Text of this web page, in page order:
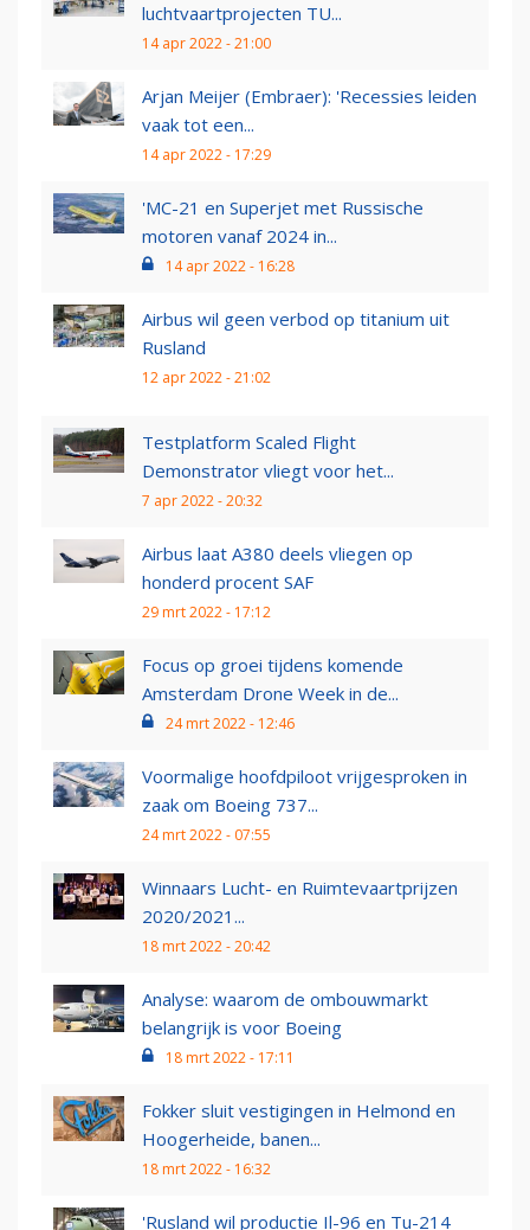
luchtvaartprojecten TU...
14 apr 2022 - 21:00
Arjan Meijer (Embraer): 'Recessies leiden
vaak tot een...
14 apr 2022 - 17:29
'MC-21 en Superjet met Russische
motoren vanaf 2024 in...
14 apr 2022 - 16:28
Airbus wil geen verbod op titanium uit
Rusland
12 apr 2022 - 21:02
Testplatform Scaled Flight
Demonstrator vliegt voor het...
7 apr 2022 - 20:32
Airbus laat A380 deels vliegen op
honderd procent SAF
29 mrt 2022 - 17:12
Focus op groei tijdens komende
Amsterdam Drone Week in de...
24 mrt 2022 - 12:46
Voormalige hoofdpiloot vrijgesproken in
zaak om Boeing 737...
24 mrt 2022 - 07:55
Winnaars Lucht- en Ruimtevaartprijzen
2020/2021...
18 mrt 2022 - 20:42
Analyse: waarom de ombouwmarkt
belangrijk is voor Boeing
18 mrt 2022 - 17:11
Fokker sluit vestigingen in Helmond en
Hoogerheide, banen...
18 mrt 2022 - 16:32
'Rusland wil productie Il-96 en Tu-214